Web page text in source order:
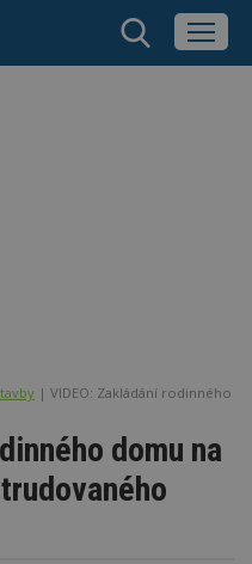
VIDEO: Zakládání rodinného
domu na